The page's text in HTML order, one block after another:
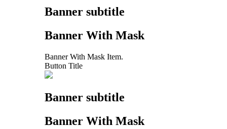
Banner subtitle
Banner With Mask
Banner With Mask Item.
Button Title
Banner subtitle
Banner With Mask